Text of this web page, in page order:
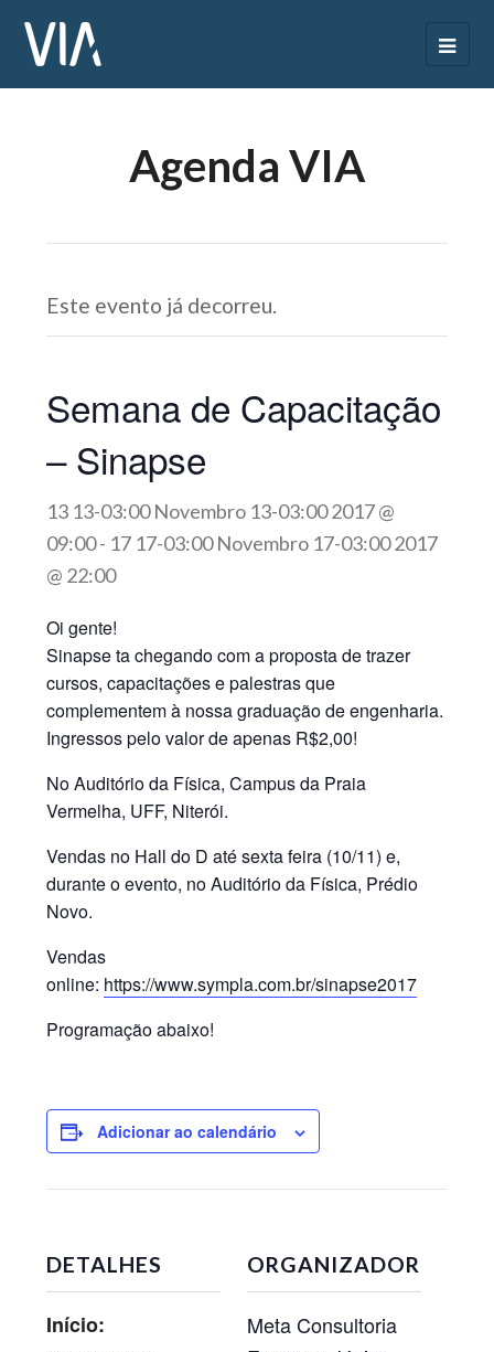
Agenda VIA
Este evento já decorreu.
Semana de Capacitação
– Sinapse
13 13-03:00 Novembro 13-03:00 2017 @
09:00- 17 17-03:00 Novembro 17-03:00 2017
@ 22:00
Oi gente!
Sinapse ta chegando com a proposta de trazer
cursos, capacitações e palestras que
complementem à nossa graduação de engenharia.
Ingressos pelo valor de apenas R$2,00!
No Auditório da Física, Campus da Praia
Vermelha, UFF, Niterói.
Vendas no Hall do D até sexta feira (10/11) e,
durante o evento, no Auditório da Física, Prédio
Novo.
Vendas
online: https://www.sympla.com.br/sinapse2017
Programação abaixo!
Adicionar ao calendário
DETALHES
Início:
ORGANIZADOR
Meta Consultoria